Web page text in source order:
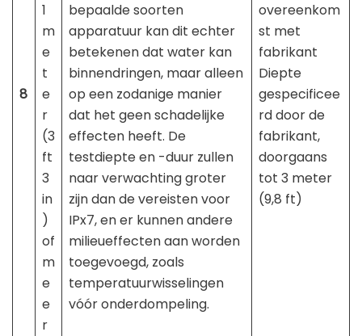
8
1
m
e
t
e
r
(3
ft
3
in
)
of
m
e
e
r
bepaalde soorten
apparatuur kan dit echter
betekenen dat water kan
binnendringen, maar alleen
op een zodanige manier
dat het geen schadelijke
effecten heeft. De
testdiepte en -duur zullen
naar verwachting groter
zijn dan de vereisten voor
IPx7, en er kunnen andere
milieueffecten aan worden
toegevoegd, zoals
temperatuurwisselingen
vóór onderdompeling.
overeenkom
st met
fabrikant
Diepte
gespecificee
rd door de
fabrikant,
doorgaans
tot 3 meter
(9,8 ft)